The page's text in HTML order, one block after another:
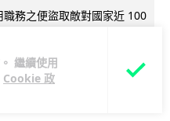
繼續使用
Cookie 政
務之便盜取敵對國家近 100